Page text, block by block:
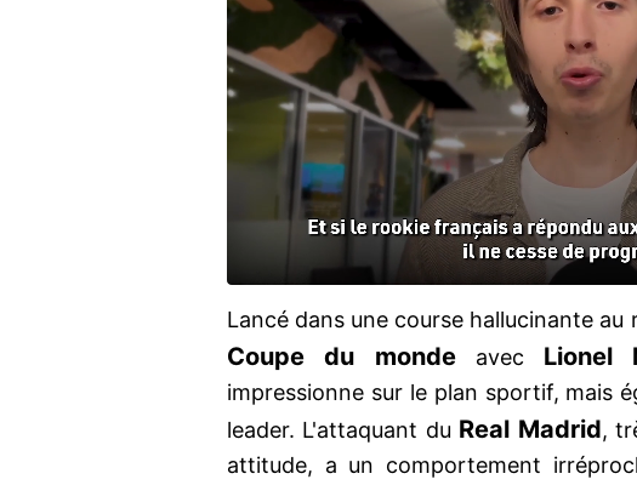
Lancé dans une course hallucinante
Coupe du mondeavec Lionel
impressionne sur le plan sportif, mais
leader. L'attaquant du Real Madrid,
attitude, a un comportement